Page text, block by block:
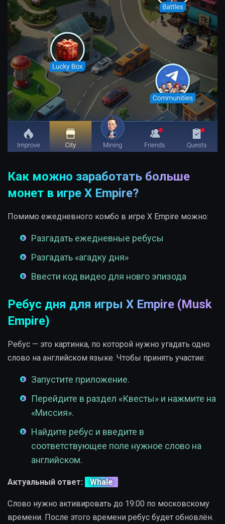
Как можно заработать больше
монет в игре X Empire?
Помимо ежедневного комбо в игре X Empire можно:
Разгадать ежедневные ребусы
Разгадать «агадку дня»
Ввести код видео для новго эпизода
Ребус дня для игры X Empire (Musk
Empire)
Ребус — это картинка, по которой нужно угадать одно
слово на английском языке. Чтобы принять участие:
Запустите приложение.
Перейдите в раздел «Квесты» и нажмите на
«Миссия».
Найдите ребус и введите в
соответствующее поле нужное слово на
английском.
Актуальный ответ: Whale
Слово нужно активировать до 19:00 по московскому
времени. После этого времени ребус будет обновлён.